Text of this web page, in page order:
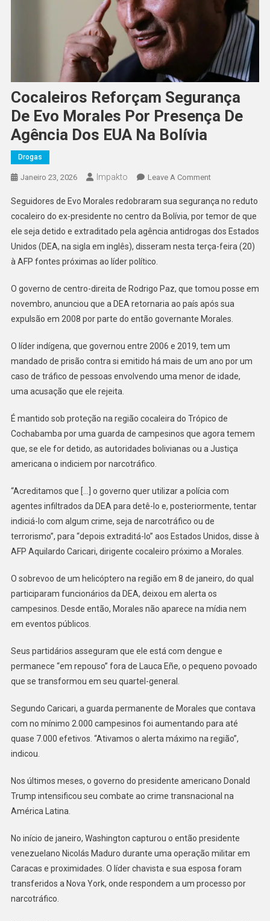
Cocaleiros Reforçam Segurança
De Evo Morales Por Presença De
Agência Dos EUA Na Bolívia
Drogas
Janeiro 23, 2026 Impakto Leave A CommentOn
Reforçam
Segurança
De
Evo
Presença
De
Agência
EUA
Bolívia
Seguidores de Evo Morales redobraram sua segurança no reduto
cocaleiro do ex-presidente no centro da Bolívia, por temor de que
ele seja detido e extraditado pela agência antidrogas dos Estados
Unidos (DEA, na sigla em inglês), disseram nesta terça-feira (20)
à AFP fontes próximas ao líder político.
O governo de centro-direita de Rodrigo Paz, que tomou posse em
novembro, anunciou que a DEA retornaria ao país após sua
expulsão em 2008 por parte do então governante Morales.
O líder indígena, que governou entre 2006 e 2019, tem um
mandado de prisão contra si emitido há mais de um ano por um
caso de tráfico de pessoas envolvendo uma menor de idade,
uma acusação que ele rejeita.
É mantido sob proteção na região cocaleira do Trópico de
Cochabamba por uma guarda de campesinos que agora temem
que, se ele for detido, as autoridades bolivianas ou a Justiça
americana o indiciem por narcotráfico.
“Acreditamos que […] o governo quer utilizar a polícia com
agentes infiltrados da DEA para detê-lo e, posteriormente, tentar
indiciá-lo com algum crime, seja de narcotráfico ou de
terrorismo”, para “depois extraditá-lo” aos Estados Unidos, disse à
AFP Aquilardo Caricari, dirigente cocaleiro próximo a Morales.
O sobrevoo de um helicóptero na região em 8 de janeiro, do qual
participaram funcionários da DEA, deixou em alerta os
campesinos. Desde então, Morales não aparece na mídia nem
em eventos públicos.
Seus partidários asseguram que ele está com dengue e
permanece “em repouso” fora de Lauca Eñe, o pequeno povoado
que se transformou em seu quartel-general.
Segundo Caricari, a guarda permanente de Morales que contava
com no mínimo 2.000 campesinos foi aumentando para até
quase 7.000 efetivos. “Ativamos o alerta máximo na região”,
indicou.
Nos últimos meses, o governo do presidente americano Donald
Trump intensificou seu combate ao crime transnacional na
América Latina.
No início de janeiro, Washington capturou o então presidente
venezuelano Nicolás Maduro durante uma operação militar em
Caracas e proximidades. O líder chavista e sua esposa foram
transferidos a Nova York, onde respondem a um processo por
narcotráfico.